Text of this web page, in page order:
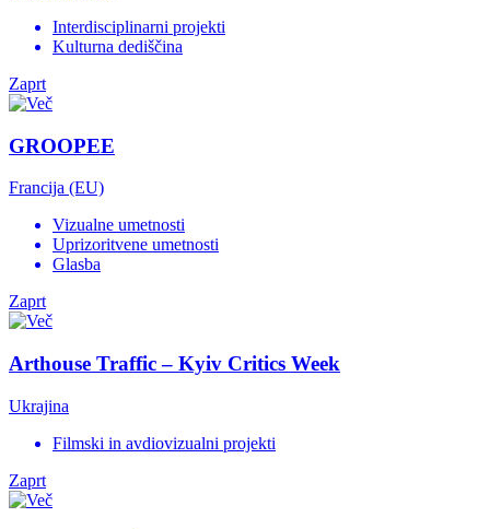
Interdisciplinarni projekti
Kulturna dediščina
Zaprt
GROOPEE
Francija (EU)
Vizualne umetnosti
Uprizoritvene umetnosti
Glasba
Zaprt
Arthouse Traffic – Kyiv Critics Week
Ukrajina
Filmski in avdiovizualni projekti
Zaprt